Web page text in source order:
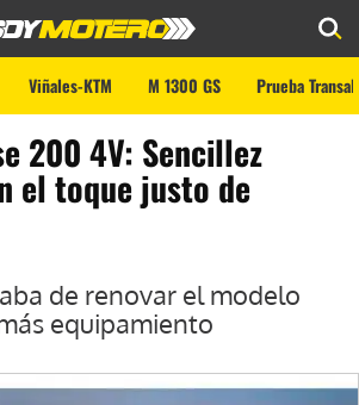
Viñales-KTM M 1300 GS Prueba
200 4V: Sencillez
el toque justo de
de renovar el modelo
equipamiento